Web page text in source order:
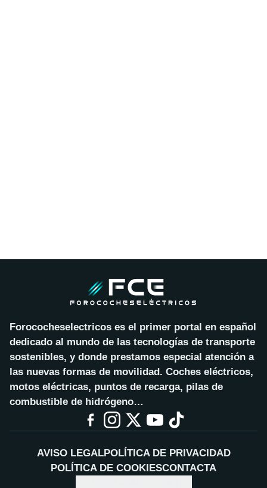
Forococheselectricos es el primer portal en español
dedicado al mundo de las tecnologías de transporte
sostenibles, y donde prestamos especial atención a
las nuevas formas de movilidad. Coches eléctricos,
motos eléctricas, puntos de recarga, pilas de
combustible de hidrógeno…
AVISO LEGALPOLÍTICA DE PRIVACIDAD
POLÍTICA DE COOKIESCONTACTA